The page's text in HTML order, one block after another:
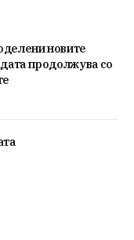
новите
продолжува со